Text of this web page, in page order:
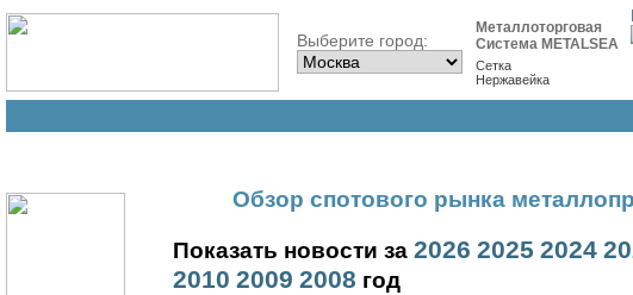
Выберите город:
Металлоторговая
Система METALSEA
Сетка
Нержавейка
Обзор спотового рынка
Показать новости за 2026 2025 2024
2010 2009 2008 год